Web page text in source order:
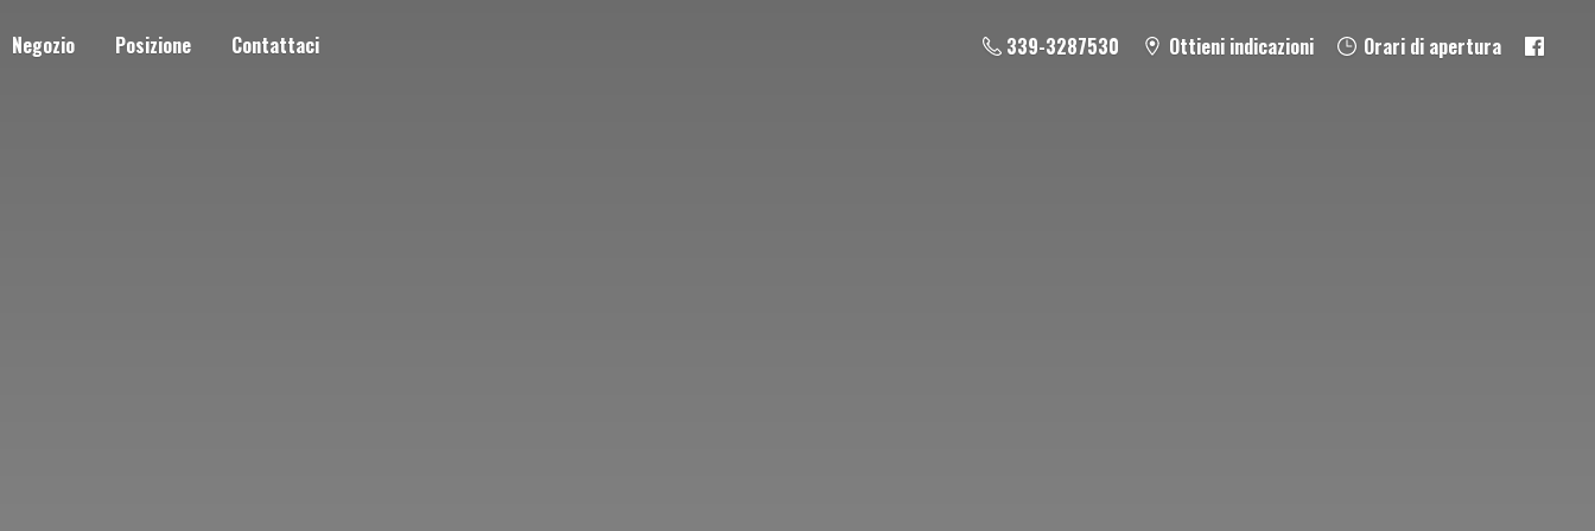
Negozio Posizione Contattaci 339-3287530 Ottieni indicazioni Orari di apertura